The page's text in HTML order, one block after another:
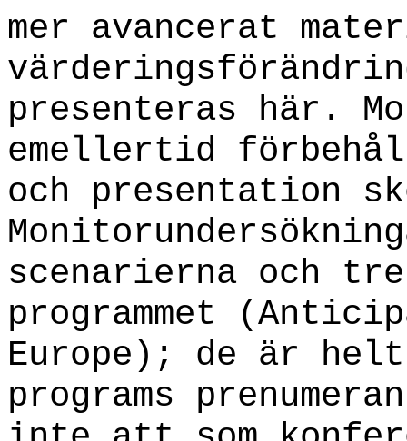
mer avancerat
presenteras här.
emellertid
och presentation
scenarierna och
programmet
Europe); de är
programs